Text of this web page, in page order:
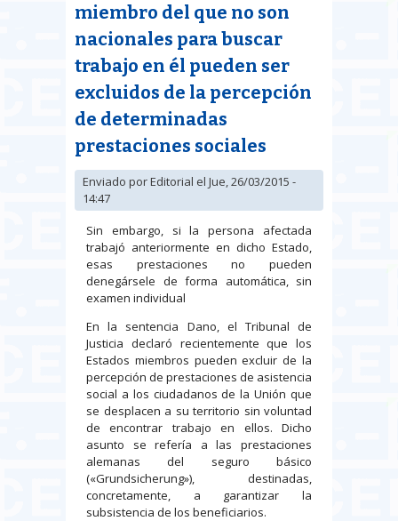
miembro del que no son
nacionales para buscar
trabajo en él pueden ser
excluidos de la percepción
de determinadas
prestaciones sociales
Enviado porEditorial el Jue, 26/03/2015 -
14:47
Sin embargo, si la persona afectada
trabajó anteriormente en dicho Estado,
esas prestaciones no pueden
denegársele de forma automática, sin
examen individual
En la sentencia Dano, el Tribunal de
Justicia declaró recientemente que los
Estados miembros pueden excluir de la
percepción de prestaciones de asistencia
social a los ciudadanos de la Unión que
se desplacen a su territorio sin voluntad
de encontrar trabajo en ellos. Dicho
asunto se refería a las prestaciones
alemanas del seguro básico
(«Grundsicherung»), destinadas,
concretamente, a garantizar la
subsistencia de los beneficiarios.